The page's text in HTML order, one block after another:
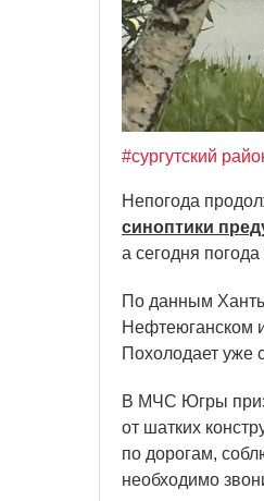
#сургутский
Непогода
синоптики
а сегодня
По данным
Нефтеюганском
Похолодает уже
В МЧС Югры
от шатких
по дорогам,
необходимо